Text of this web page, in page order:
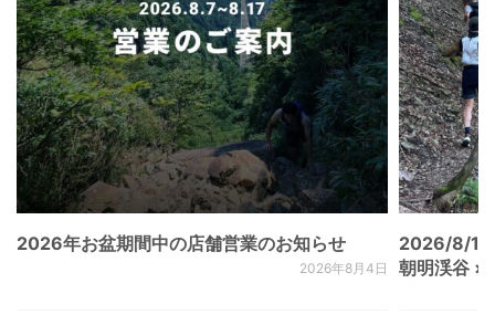
2026年お盆期間中の店舗営業のお知らせ
2026年8月4日
2026/8/
朝明渓谷 ×